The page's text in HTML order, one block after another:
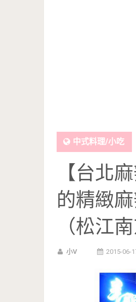
中式料理/小吃
【台北
的精緻
（松江
小V 2015-06-